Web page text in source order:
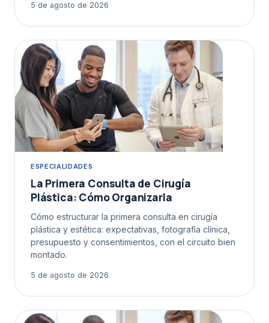
5 de agosto de 2026
ESPECIALIDADES
La Primera Consulta de Cirugía
Plástica: Cómo Organizarla
Cómo estructurar la primera consulta en cirugía
plástica y estética: expectativas, fotografía clínica,
presupuesto y consentimientos, con el circuito bien
montado.
5 de agosto de 2026